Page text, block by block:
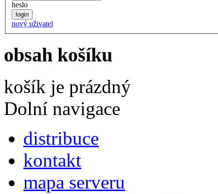
heslo
nový uživatel
obsah košíku
košík je prázdný
Dolní navigace
distribuce
kontakt
mapa serveru